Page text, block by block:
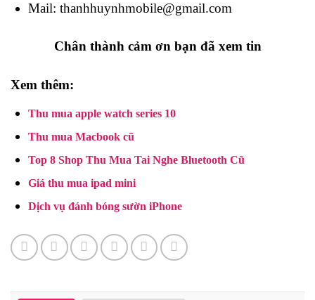
Mail: thanhhuynhmobile@gmail.com
Chân thành cảm ơn bạn đã xem tin
Xem thêm:
Thu mua apple watch series 10
Thu mua Macbook cũ
Top 8 Shop Thu Mua Tai Nghe Bluetooth Cũ
Giá thu mua ipad mini
Dịch vụ đánh bóng sườn iPhone